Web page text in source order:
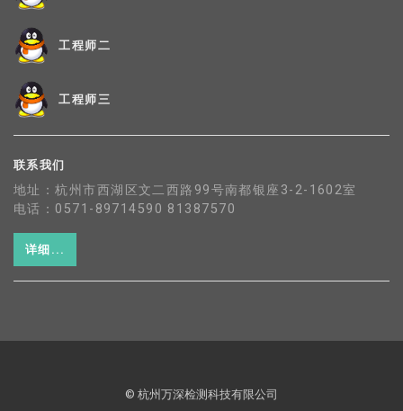
工程师二
工程师三
联系我们
地址：杭州市西湖区文二西路99号南都银座3-2-1602室
电话：0571-89714590 81387570
详细...
© 杭州万深检测科技有限公司